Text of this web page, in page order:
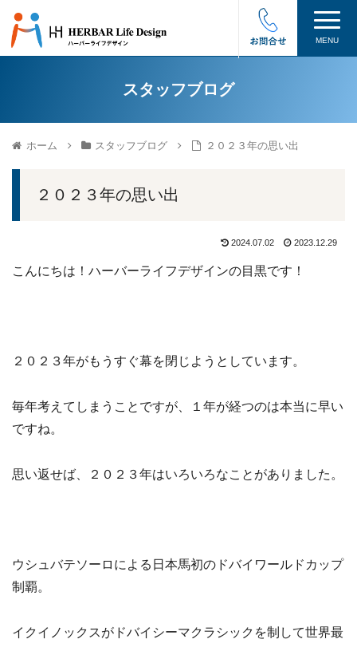
MENU
スタッフブログ
ホーム スタッフブログ ２０２３年の思い出
２０２３年の思い出
2024.07.02 2023.12.29
こんにちは！ハーバーライフデザインの目黒です！
２０２３年がもうすぐ幕を閉じようとしています。
毎年考えてしまうことですが、１年が経つのは本当に早い
ですね。
思い返せば、２０２３年はいろいろなことがありました。
ウシュバテソーロによる日本馬初のドバイワールドカップ
制覇。
イクイノックスがドバイシーマクラシックを制して世界最